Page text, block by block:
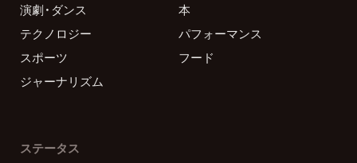
演劇・ダンス
本
テクノロジー
パフォーマンス
スポーツ
フード
ジャーナリズム
ステータス